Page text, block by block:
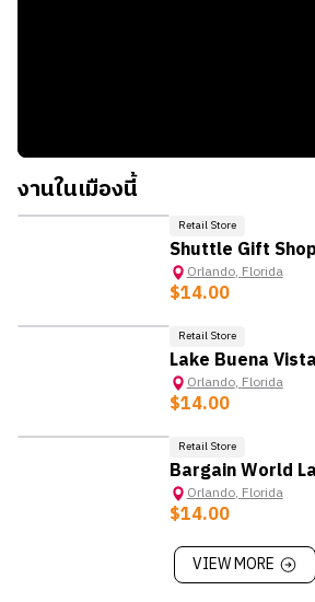
รถไฟ SunRailคือเส้นทางรถไฟที่เชื่อมต่อ
กับเมืองต่าง ๆ ในเขตกลาง Florida เช่น
Beach) และโอคาลา (Ocala)
งานในเมืองนี้
Retail Store
Shuttle Gift Shop
Orlando,Florida
$14.00
Retail Store
Lake Buena
Orlando,Florida
$14.00
Retail Store
Bargain World
Orlando,Florida
$14.00
VIEW MORE